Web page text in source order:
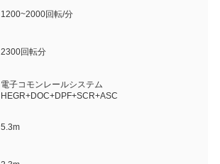
1200~2000回転/分
2300回転分
電子コモンレールシステム
HEGR+DOC+DPF+SCR+ASC
5.3m